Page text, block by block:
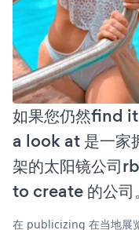
如果您仍然find
a look at 是一家
架的太阳镜公司
to create 的公司。
在 publicizing 在当地展